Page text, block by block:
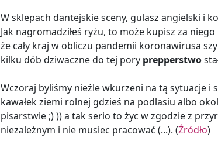
W sklepach dantejskie sceny, gulasz angielski i
Jak nagromadziłeś ryżu, to może kupisz za
że cały kraj w obliczu pandemii koronawirusa
kilku dób dziwaczne do tej pory prepperstwo
Wczoraj byliśmy nieźle wkurzeni na tą sytuacje i
kawałek ziemi rolnej gdzieś na podlasiu albo
pisarstwie ;) )) a tak serio to życ w zgodzie z
niezależnym i nie musiec pracować (...). (Źródło)